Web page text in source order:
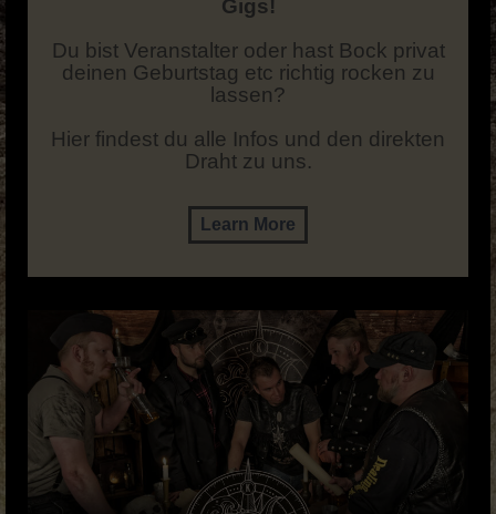
Gigs!
Du bist Veranstalter oder hast Bock privat
deinen Geburtstag etc richtig rocken zu
lassen?
Hier findest du alle Infos und den direkten
Draht zu uns.
Learn More